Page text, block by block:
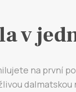
v
na první
dalmatskou